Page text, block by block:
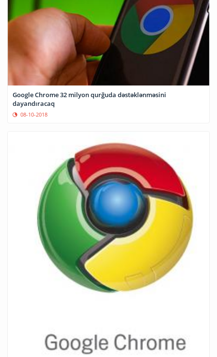
Google Chrome 32 milyon qurğuda dəstəklənməsini
dayandıracaq
08-10-2018